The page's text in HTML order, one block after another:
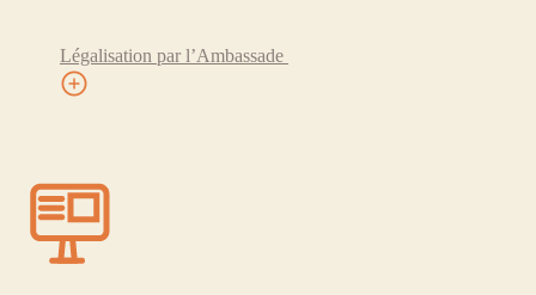
Légalisation par l’Ambassade